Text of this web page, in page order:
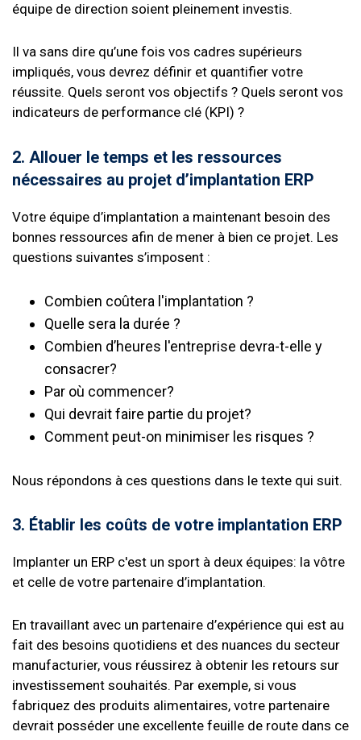
équipe de direction soient pleinement investis.
Il va sans dire qu’une fois vos cadres supérieurs
impliqués, vous devrez définir et quantifier votre
réussite. Quels seront vos objectifs ? Quels seront vos
indicateurs de performance clé (KPI) ?
2. Allouer le temps et les ressources
nécessaires au projet d’implantation ERP
Votre équipe d’implantation a maintenant besoin des
bonnes ressources afin de mener à bien ce projet. Les
questions suivantes s’imposent :
Combien coûtera l'implantation ?
Quelle sera la durée ?
Combien d’heures l'entreprise devra-t-elle y
consacrer?
Par où commencer?
Qui devrait faire partie du projet?
Comment peut-on minimiser les risques ?
Nous répondons à ces questions dans le texte qui suit.
3. Établir les coûts de votre implantation ERP
Implanter un ERP c'est un sport à deux équipes: la vôtre
et celle de votre partenaire d’implantation.
En travaillant avec un partenaire d’expérience qui est au
fait des besoins quotidiens et des nuances du secteur
manufacturier, vous réussirez à obtenir les retours sur
investissement souhaités. Par exemple, si vous
fabriquez des produits alimentaires, votre partenaire
devrait posséder une excellente feuille de route dans ce